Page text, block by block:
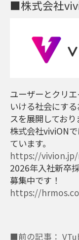
■株式会社
ユーザーとクリ
いける社会にす
スを展開しており
株式会社viviON
ています。
https://
2026年入社新卒
募集中です！
https://
■前の記事：